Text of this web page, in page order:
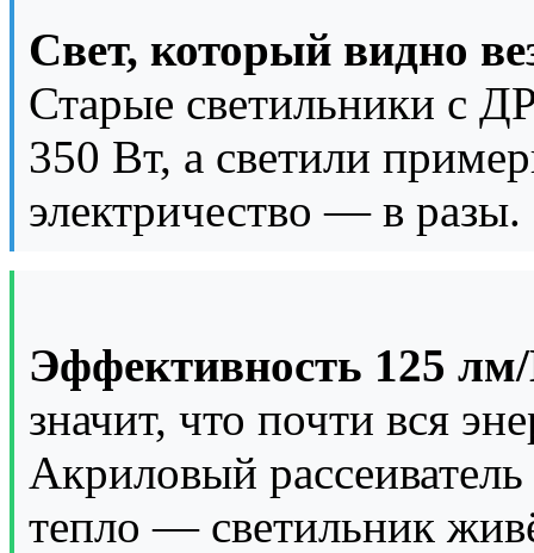
Свет, который видно
Старые светильники с
350 Вт, а светили
электричество — в разы.
Эффективность 125
значит, что почти вся
Акриловый
тепло — светильник